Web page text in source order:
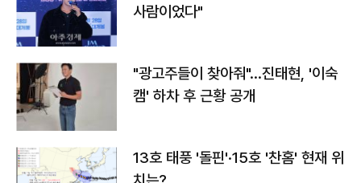
사람이었다"
"광고주들이 찾아줘"…진태현, '이숙
캠' 하차 후 근황 공개
13호 태풍 '돌핀'·15호 '찬홈' 현재 위